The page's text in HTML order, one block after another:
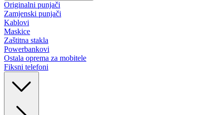
Originalni punjači
Zamjenski punjači
Kablovi
Maskice
Zaštitna stakla
Powerbankovi
Ostala oprema za mobitele
Fiksni telefoni